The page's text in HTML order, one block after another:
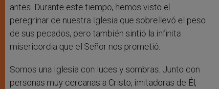
antes. Durante este tiempo, hemos visto el
peregrinar de nuestra Iglesia que sobrellevó el peso
de sus pecados, pero también sintió la infinita
misericordia que el Señor nos prometió.
Somos una Iglesia con luces y sombras. Junto con
personas muy cercanas a Cristo, imitadoras de Él,